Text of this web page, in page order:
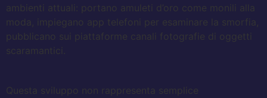
ambienti attuali: portano amuleti d’oro come monili alla
moda, impiegano app telefoni per esaminare la smorfia,
pubblicano sui piattaforme canali fotografie di oggetti
scaramantici.
Questa sviluppo non rappresenta semplice